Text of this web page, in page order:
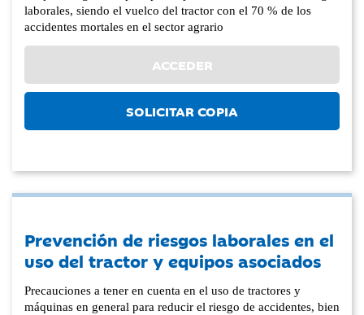
laborales, siendo el vuelco del tractor con el 70 % de los
accidentes mortales en el sector agrario
ACCEDER
SOLICITAR COPIA
Prevención de riesgos laborales en el
uso del tractor y equipos asociados
Precauciones a tener en cuenta en el uso de tractores y
máquinas en general para reducir el riesgo de accidentes, bien